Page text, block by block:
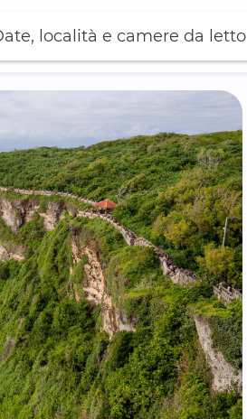
località e camere da letto